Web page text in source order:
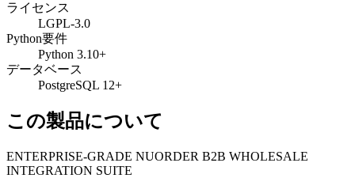
ライセンス
LGPL-3.0
Python要件
Python 3.10+
データベース
PostgreSQL 12+
この製品について
ENTERPRISE-GRADE NUORDER B2B WHOLESALE
INTEGRATION SUITE